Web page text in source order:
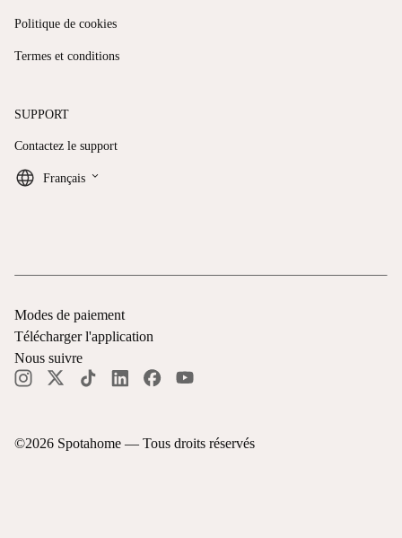
Politique de cookies
Termes et conditions
SUPPORT
Contactez le support
Français keyboard_arrow_down
©2026 Spotahome — Tous droits réservés
Modes de paiement
Télécharger l'application
Nous suivre